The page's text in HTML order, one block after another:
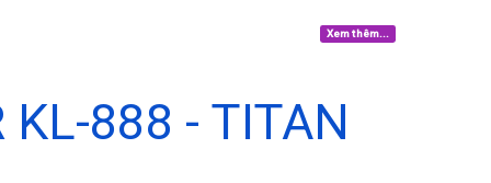
Xem thêm...
KL-888 - TITAN